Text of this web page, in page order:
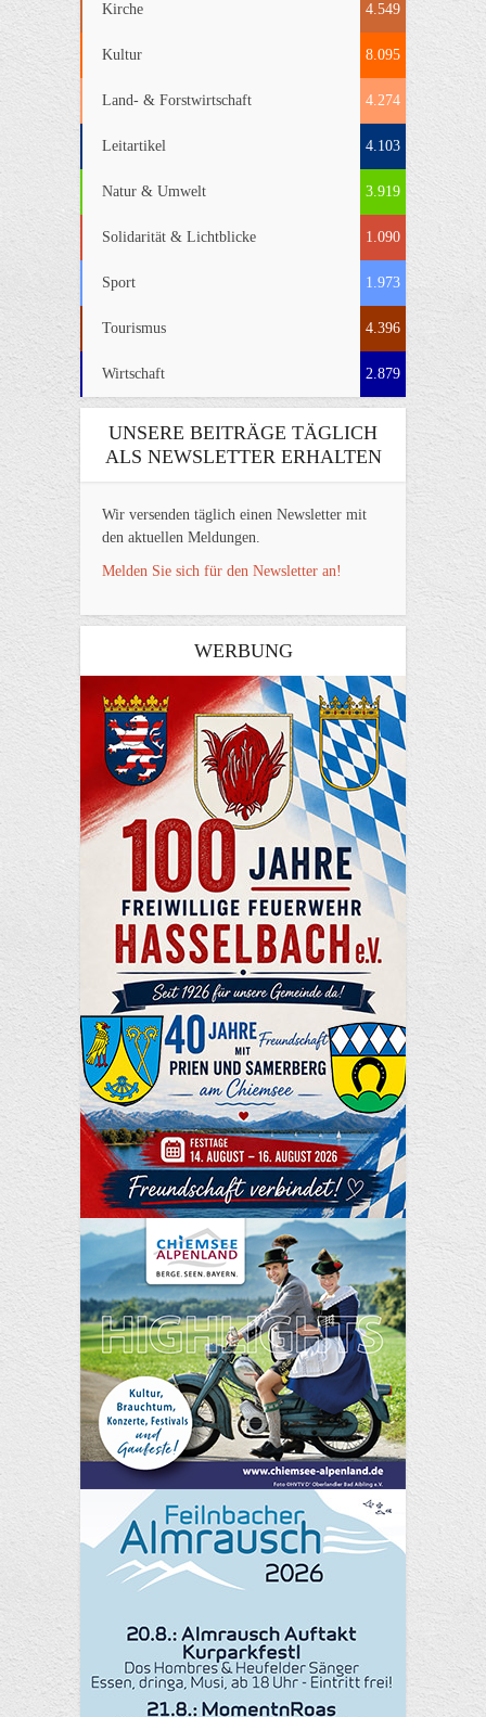
Kirche 4.549
Kultur 8.095
Land- & Forstwirtschaft 4.274
Leitartikel 4.103
Natur & Umwelt 3.919
Solidarität & Lichtblicke 1.090
Sport 1.973
Tourismus 4.396
Wirtschaft 2.879
UNSERE BEITRÄGE TÄGLICH
ALS NEWSLETTER ERHALTEN
Wir versenden täglich einen Newsletter mit
den aktuellen Meldungen.
Melden Sie sich für den Newsletter an!
WERBUNG